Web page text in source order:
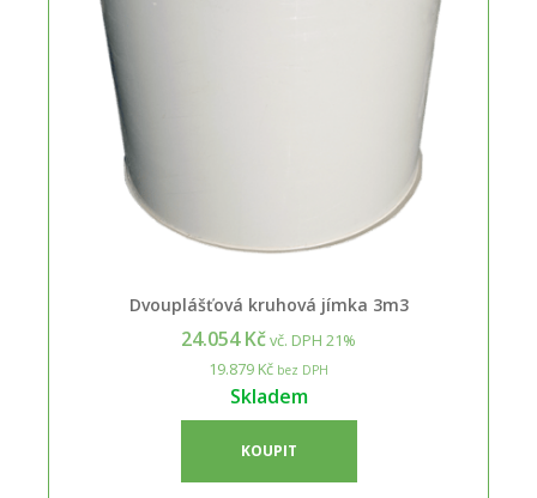
Dvouplášťová kruhová jímka 3m3
24.054 Kčvč. DPH 21%
19.879 Kč bez DPH
Skladem
KOUPIT